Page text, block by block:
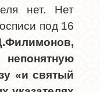
нет. Нет
под 16
«и святый